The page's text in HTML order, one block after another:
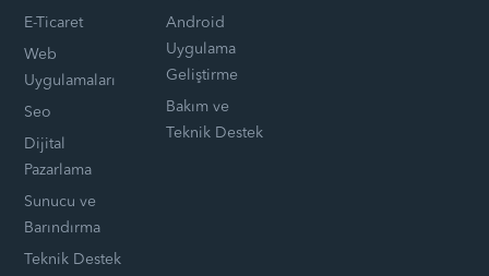
E-Ticaret
Web
Uygulamaları
Seo
Dijital
Pazarlama
Sunucu ve
Barındırma
Teknik Destek
Android
Uygulama
Geliştirme
Bakım ve
Teknik Destek